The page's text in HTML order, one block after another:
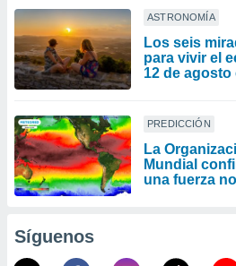
ASTRONOMÍA
Los seis
para vivir el
12 de agosto
PREDICCIÓN
La
Mundial
una fuerza
Síguenos